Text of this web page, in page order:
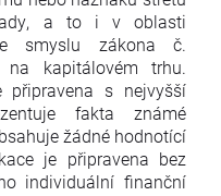
a to i v oblasti
smyslu zákona č.
kapitálovém trhu.
připravena s nejvyšší
fakta známé
žádné hodnotící
je připravena bez
individuální finanční